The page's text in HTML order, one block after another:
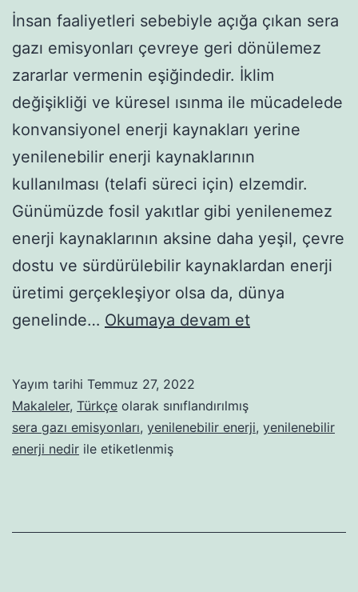
İnsan faaliyetleri sebebiyle açığa çıkan sera
gazı emisyonları çevreye geri dönülemez
zararlar vermenin eşiğindedir. İklim
değişikliği ve küresel ısınma ile mücadelede
konvansiyonel enerji kaynakları yerine
yenilenebilir enerji kaynaklarının
kullanılması (telafi süreci için) elzemdir.
Günümüzde fosil yakıtlar gibi yenilenemez
enerji kaynaklarının aksine daha yeşil, çevre
dostu ve sürdürülebilir kaynaklardan enerji
üretimi gerçekleşiyor olsa da, dünya
genelinde… Okumaya devam etYenilenebilir
Yayım tarihi Temmuz 27, 2022
Makaleler, Türkçe olarak sınıflandırılmış
sera gazı emisyonları, yenilenebilir enerji, yenilenebilir
enerji nedir ile etiketlenmiş